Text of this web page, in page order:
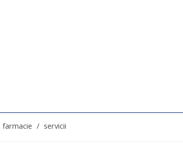
/ servicii